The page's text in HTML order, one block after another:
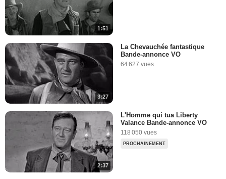
1:51
3:27
La Chevauchée fantastique
Bande-annonce VO
64 627 vues
2:37
L'Homme qui tua Liberty
Valance Bande-annonce VO
118 050 vues
PROCHAINEMENT